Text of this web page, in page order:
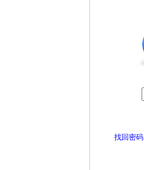
找回密码